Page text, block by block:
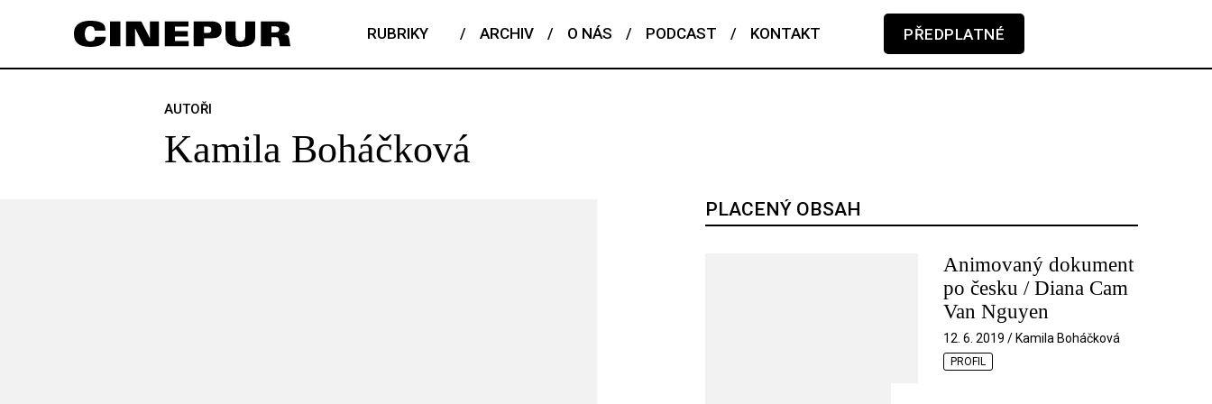
RUBRIKY / ARCHIV / O NÁS / PODCAST / KONTAKT PŘEDPLATNÉ
AUTOŘI
Kamila Boháčková
PLACENÝ OBSAH
Animovaný dokument
po česku / Diana Cam
Van Nguyen
12. 6. 2019 / Kamila Boháčková
PROFIL